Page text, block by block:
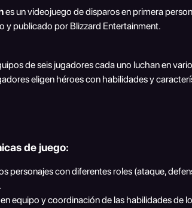
es un videojuego de disparos en primera
y publicado por Blizzard Entertainment.
de seis jugadores cada uno luchan en
eligen héroes con habilidades y
de juego:
personajes con diferentes roles (ataque,
equipo y coordinación de las habilidades de